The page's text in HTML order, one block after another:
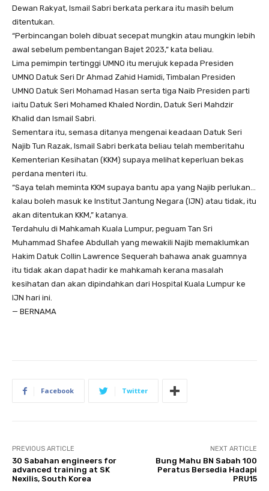
Dewan Rakyat, Ismail Sabri berkata perkara itu masih belum
ditentukan.
“Perbincangan boleh dibuat secepat mungkin atau mungkin lebih
awal sebelum pembentangan Bajet 2023,” kata beliau.
Lima pemimpin tertinggi UMNO itu merujuk kepada Presiden
UMNO Datuk Seri Dr Ahmad Zahid Hamidi, Timbalan Presiden
UMNO Datuk Seri Mohamad Hasan serta tiga Naib Presiden parti
iaitu Datuk Seri Mohamed Khaled Nordin, Datuk Seri Mahdzir
Khalid dan Ismail Sabri.
Sementara itu, semasa ditanya mengenai keadaan Datuk Seri
Najib Tun Razak, Ismail Sabri berkata beliau telah memberitahu
Kementerian Kesihatan (KKM) supaya melihat keperluan bekas
perdana menteri itu.
“Saya telah meminta KKM supaya bantu apa yang Najib perlukan…
kalau boleh masuk ke Institut Jantung Negara (IJN) atau tidak, itu
akan ditentukan KKM,” katanya.
Terdahulu di Mahkamah Kuala Lumpur, peguam Tan Sri
Muhammad Shafee Abdullah yang mewakili Najib memaklumkan
Hakim Datuk Collin Lawrence Sequerah bahawa anak guamnya
itu tidak akan dapat hadir ke mahkamah kerana masalah
kesihatan dan akan dipindahkan dari Hospital Kuala Lumpur ke
IJN hari ini.
— BERNAMA
Facebook Twitter
PREVIOUS ARTICLE
30 Sabahan engineers for
advanced training at SK
Nexilis, South Korea
NEXT ARTICLE
Bung Mahu BN Sabah 100
Peratus Bersedia Hadapi
PRU15